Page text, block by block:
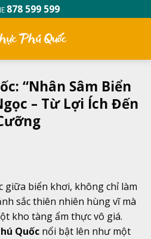
878 599 599
“Nhân Sâm Biển
– Từ Lợi Ích Đến
giữa biển khơi, không chỉ làm
sắc thiên nhiên hùng vĩ mà
kho tàng ẩm thực vô giá.
Quốc nổi bật lên như một